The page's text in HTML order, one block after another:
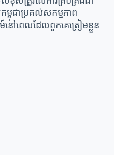
ម្ពុជាប្រគល់សកម្មភាព
ៅពេលដែលពួកគេត្រៀមខ្លួន